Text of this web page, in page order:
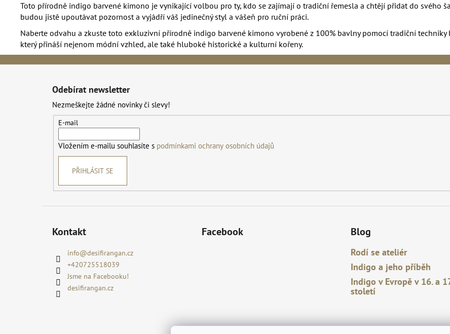
Toto přírodně indigo barvené kimono je vynikající volbou pro ty, kdo se zajímají o tradiční řemesla a chtějí přidat do svého
budou jistě upoutávat pozornost a vyjádří váš jedinečný styl a vášeň pro ruční práci.
Naberte odvahu a zkuste toto exkluzivní přírodně indigo barvené kimono vyrobené z 100% bavlny pomocí tradiční
který přináší nejenom módní vzhled, ale také hluboké historické a kulturní kořeny.
Odebírat newsletter
Nezmeškejte žádné novinky či slevy!
E-mail
Vložením e-mailu souhlasíte s podmínkami ochrany osobních údajů
PŘIHLÁSIT SE
Kontakt
info@desifirangan.cz
+420725518039
Jsme na Facebooku!
desifirangan.cz
Facebook Blog
Rodí se ateliér
Indigo a jeho příběh
Indigo v Evropě v 16. a
století